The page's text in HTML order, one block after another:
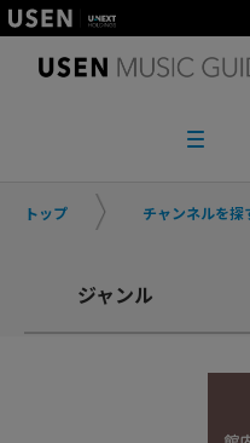
トップ チャンネルを探
ジャンル